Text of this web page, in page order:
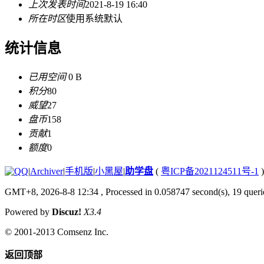
上次发表时间2021-8-19 16:40
所在时区使用系统默认
统计信息
已用空间0 B
积分80
威望27
盘币158
贡献1
额度0
|Archiver|手机版|小黑屋|助学盘 ( 粤ICP备2021124511号-1 )
GMT+8, 2026-8-8 12:34 , Processed in 0.058747 second(s), 19
Powered by Discuz! X3.4
© 2001-2013 Comsenz Inc.
返回顶部